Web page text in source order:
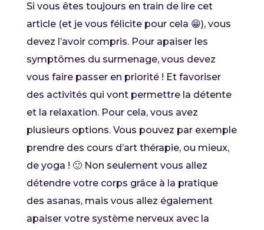
Si vous êtes toujours en train de lire cet
article (et je vous félicite pour cela 😁), vous
devez l’avoir compris. Pour apaiser les
symptômes du surmenage, vous devez
vous faire passer en priorité ! Et favoriser
des activités qui vont permettre la détente
et la relaxation. Pour cela, vous avez
plusieurs options. Vous pouvez par exemple
prendre des cours d’art thérapie, ou mieux,
de yoga ! 🙂 Non seulement vous allez
détendre votre corps grâce à la pratique
des asanas, mais vous allez également
apaiser votre système nerveux avec la